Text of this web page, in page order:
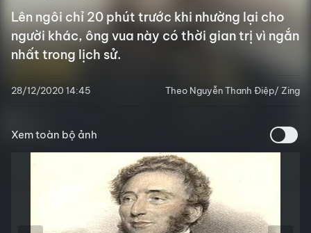
Lên ngôi chỉ 20 phút trước khi nhường lại cho
người khác, ông vua này có thời gian trị vì ngắn
nhất trong lịch sử.
28/12/2020 14:45 Theo Nguyễn Thanh Điệp/ Zing
Xem toàn bộ ảnh